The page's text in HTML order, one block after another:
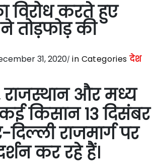
विरोध करते हुए
तोड़फोड़ की
31, 2020 in Categories देश
राजस्थान और मध्य
किसान 13 दिसंबर
राजमार्ग पर
कर रहे हैं।